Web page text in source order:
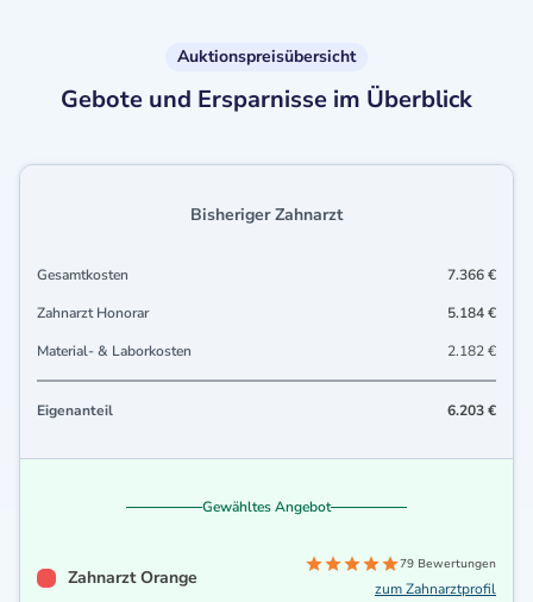
Auktionspreisübersicht
Gebote und Ersparnisse im Überblick
Bisheriger Zahnarzt
Gesamtkosten
7.366 €
Zahnarzt Honorar
5.184 €
Material- & Laborkosten
2.182 €
Eigenanteil 6.203 €
Gewähltes Angebot
Zahnarzt Orange
79 Bewertungen
zum Zahnarztprofil